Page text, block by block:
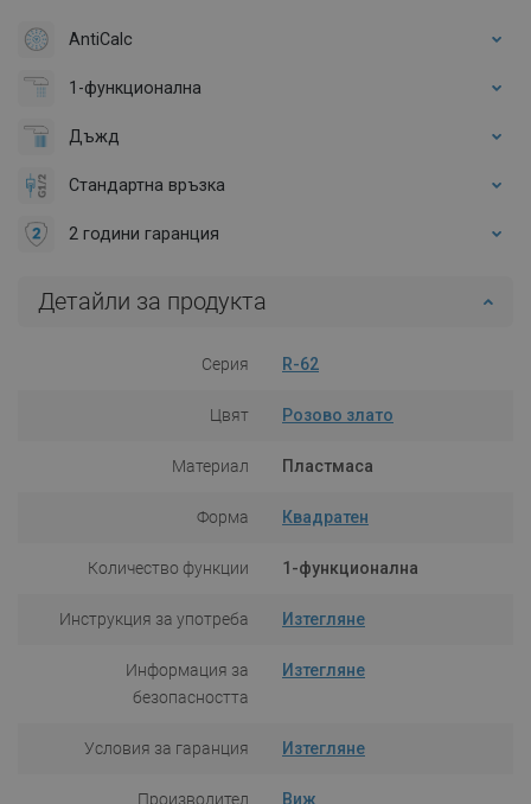
AntiCalc
1-функционална
Дъжд
Стандартна връзка
2 години гаранция
Детайли за продукта
Серия R-62
Цвят Розово злато
Материал Пластмаса
Форма Квадратен
Количество функции 1-функционална
Инструкция за употреба Изтегляне
Информация за
безопасността
Изтегляне
Условия за гаранция Изтегляне
Производител Виж